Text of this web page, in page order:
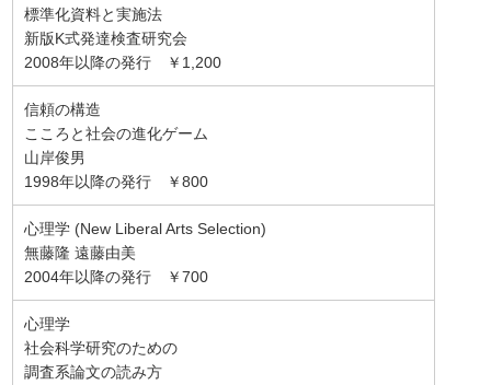
標準化資料と実施法
新版K式発達検査研究会
2008年以降の発行 ￥1,200
信頼の構造
こころと社会の進化ゲーム
山岸俊男
1998年以降の発行 ￥800
心理学 (New Liberal Arts Selection)
無藤隆 遠藤由美
2004年以降の発行 ￥700
心理学
社会科学研究のための
調査系論文の読み方